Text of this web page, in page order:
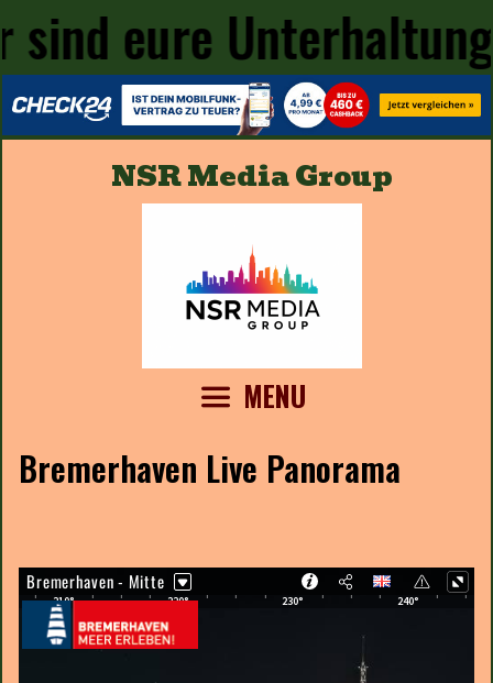
eure Unterhaltung
NSR Media Group
MENU
Bremerhaven Live Panorama